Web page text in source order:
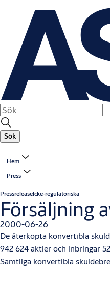
Sök
Hem
Press
PressreleaseIcke-regulatoriska
Försäljning
2000-06-26
De återköpta konvertibla
942 624 aktier och inbringar
Samtliga konvertibla